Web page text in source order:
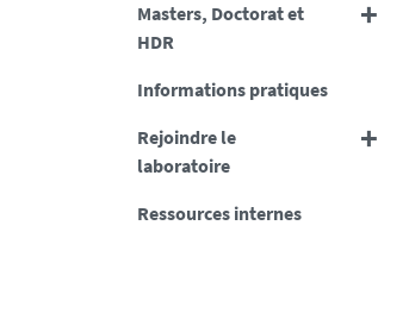
Masters, Doctorat et
HDR
Informations pratiques
Rejoindre le
laboratoire
Ressources internes